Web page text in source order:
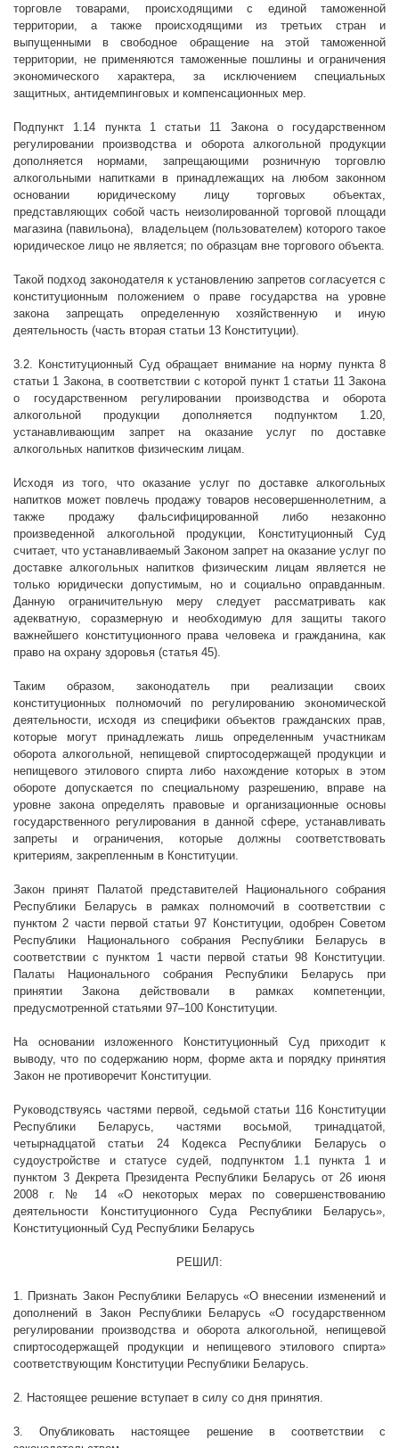
торговле товарами, происходящими с единой таможенной
территории, а также происходящими из третьих стран и
выпущенными в свободное обращение на этой таможенной
территории, не применяются таможенные пошлины и ограничения
экономического характера, за исключением специальных
защитных, антидемпинговых и компенсационных мер.
Подпункт 1.14 пункта 1 статьи 11 Закона о государственном
регулировании производства и оборота алкогольной продукции
дополняется нормами, запрещающими розничную торговлю
алкогольными напитками в принадлежащих на любом законном
основании юридическому лицу торговых объектах,
представляющих собой часть неизолированной торговой площади
магазина (павильона),
владельцем (пользователем) которого такое
юридическое лицо не является; по образцам вне торгового объекта.
Такой подход законодателя к установлению запретов согласуется с
конституционным положением о праве государства на уровне
закона запрещать определенную хозяйственную и иную
деятельность (часть вторая статьи 13 Конституции).
3.2. Конституционный Суд обращает внимание на норму пункта 8
статьи 1 Закона, в соответствии с которой пункт 1 статьи 11 Закона
о государственном регулировании производства и оборота
алкогольной продукции дополняется подпунктом 1.20,
устанавливающим запрет на оказание услуг по доставке
алкогольных напитков физическим лицам.
Исходя из того, что оказание услуг по доставке алкогольных
напитков может повлечь продажу товаров несовершеннолетним, а
также продажу фальсифицированной либо незаконно
произведенной алкогольной продукции, Конституционный Суд
считает, что устанавливаемый Законом запрет на оказание услуг по
доставке алкогольных напитков физическим лицам является не
только юридически допустимым, но и социально оправданным.
Данную ограничительную меру следует рассматривать как
адекватную, соразмерную и необходимую для защиты такого
важнейшего конституционного права человека и гражданина, как
право на охрану здоровья (статья 45).
Таким образом, законодатель при реализации своих
конституционных полномочий по регулированию экономической
деятельности, исходя из специфики объектов гражданских прав,
которые могут принадлежать лишь определенным участникам
оборота алкогольной, непищевой спиртосодержащей продукции и
непищевого этилового спирта либо нахождение которых в этом
обороте допускается по специальному разрешению, вправе на
уровне закона определять правовые и организационные основы
государственного регулирования в данной сфере, устанавливать
запреты и ограничения, которые должны соответствовать
критериям, закрепленным в Конституции.
Закон принят Палатой представителей Национального собрания
Республики Беларусь в рамках полномочий в соответствии с
пунктом 2 части первой статьи 97 Конституции, одобрен Советом
Республики Национального собрания Республики Беларусь в
соответствии с пунктом 1 части первой статьи 98 Конституции.
Палаты Национального собрания Республики Беларусь при
принятии Закона действовали в рамках компетенции,
предусмотренной статьями 97–100 Конституции.
На основании изложенного Конституционный Суд приходит к
выводу, что по содержанию норм, форме акта и порядку принятия
Закон не противоречит Конституции.
Руководствуясь частями первой, седьмой статьи 116 Конституции
Республики Беларусь, частями восьмой, тринадцатой,
четырнадцатой статьи 24 Кодекса Республики Беларусь о
судоустройстве и статусе судей, подпунктом 1.1 пункта 1 и
пунктом 3 Декрета Президента Республики Беларусь от 26 июня
2008 г. № 14 «О некоторых мерах по совершенствованию
деятельности Конституционного Суда Республики Беларусь»,
Конституционный Суд Республики Беларусь
РЕШИЛ:
1. Признать Закон Республики Беларусь «О внесении изменений и
дополнений в Закон Республики Беларусь «О государственном
регулировании производства и оборота алкогольной, непищевой
спиртосодержащей продукции и непищевого этилового спирта»
соответствующим Конституции Республики Беларусь.
2. Настоящее решение вступает в силу со дня принятия.
3. Опубликовать настоящее решение в соответствии с